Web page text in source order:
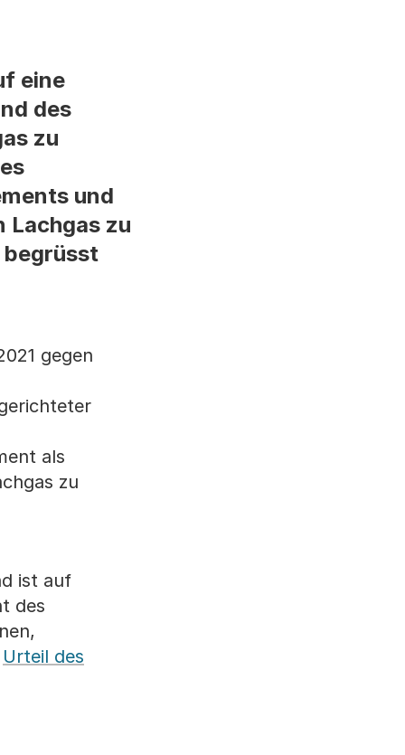
eine
des
zu
und
zu
begrüsst
gegen
als
zu
ist auf
des
Urteil des